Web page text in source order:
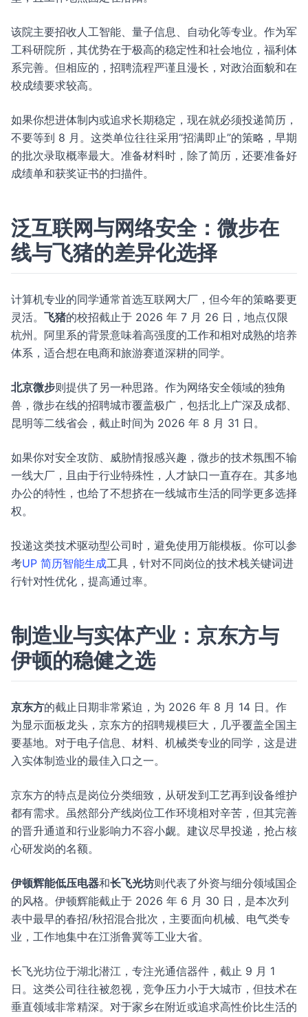
该院主要招收人工智能、量子信息、自动化等专业。作为军
工科研院所，其优势在于极高的稳定性和社会地位，福利体
系完善。但相应的，招聘流程严谨且漫长，对政治面貌和在
校成绩要求较高。
如果你想进体制内或追求长期稳定，现在就必须投递简历，
不要等到 8 月。这类单位往往采用“招满即止”的策略，早期
的批次录取概率最大。准备材料时，除了简历，还要准备好
成绩单和获奖证书的扫描件。
泛互联网与网络安全：微步在
线与飞猪的差异化选择
计算机专业的同学通常首选互联网大厂，但今年的策略要更
灵活。 飞猪的校招截止于 2026 年 7 月 26 日，地点仅限
杭州。阿里系的背景意味着高强度的工作和相对成熟的培养
体系，适合想在电商和旅游赛道深耕的同学。
北京微步则提供了另一种思路。作为网络安全领域的独角
兽，微步在线的招聘城市覆盖极广，包括北上广深及成都、
昆明等二线省会，截止时间为 2026 年 8 月 31 日。
如果你对安全攻防、威胁情报感兴趣，微步的技术氛围不输
一线大厂，且由于行业特殊性，人才缺口一直存在。其多地
办公的特性，也给了不想挤在一线城市生活的同学更多选择
权。
投递这类技术驱动型公司时，避免使用万能模板。你可以参
考UP 简历智能生成工具，针对不同岗位的技术栈关键词进
行针对性优化，提高通过率。
制造业与实体产业：京东方与
伊顿的稳健之选
京东方的截止日期非常紧迫，为 2026 年 8 月 14 日。作
为显示面板龙头，京东方的招聘规模巨大，几乎覆盖全国主
要基地。对于电子信息、材料、机械类专业的同学，这是进
入实体制造业的最佳入口之一。
京东方的特点是岗位分类细致，从研发到工艺再到设备维护
都有需求。虽然部分产线岗位工作环境相对辛苦，但其完善
的晋升通道和行业影响力不容小觑。建议尽早投递，抢占核
心研发岗的名额。
伊顿辉能低压电器和长飞光坊则代表了外资与细分领域国企
的风格。伊顿辉能截止于 2026 年 6 月 30 日，是本次列
表中最早的春招/秋招混合批次，主要面向机械、电气类专
业，工作地集中在江浙鲁冀等工业大省。
长飞光坊位于湖北潜江，专注光通信器件，截止 9 月 1
日。这类公司往往被忽视，竞争压力小于大城市，但技术在
垂直领域非常精深。对于家乡在附近或追求高性价比生活的